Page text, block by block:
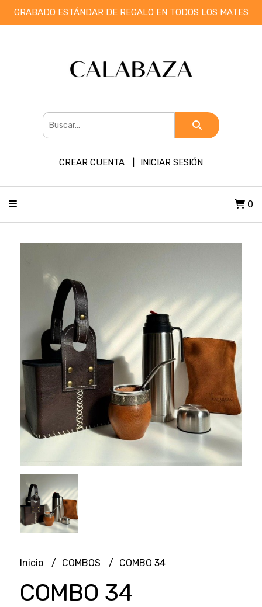
GRABADO ESTÁNDAR DE REGALO EN TODOS LOS MATES
CREAR CUENTA INICIAR SESIÓN
0
Inicio COMBOS COMBO 34
COMBO 34